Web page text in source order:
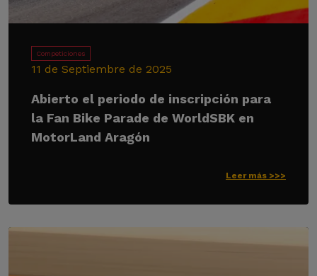
Competiciones
11 de Septiembre de 2025
Abierto el periodo de inscripción para
la Fan Bike Parade de WorldSBK en
MotorLand Aragón
Leer más >>>